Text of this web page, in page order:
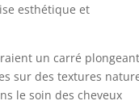
esthétique et
un carré plongeant
sur des textures
le soin des cheveux